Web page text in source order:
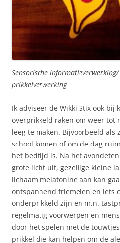
Sensorische
prikkelverwerking
Ik adviseer de Wikki Stix ook bij
overprikkeld raken om weer tot
leeg te maken. Bijvoorbeeld als
school komen of om de dag
het bedtijd is. Na het
grote licht uit, gezellige kleine
lichaam melatonine aan kan
ontspannend friemelen en iets
onderprikkeld zijn en m.n.
regelmatig voorwerpen en
door het spelen met de
prikkel die kan helpen om de